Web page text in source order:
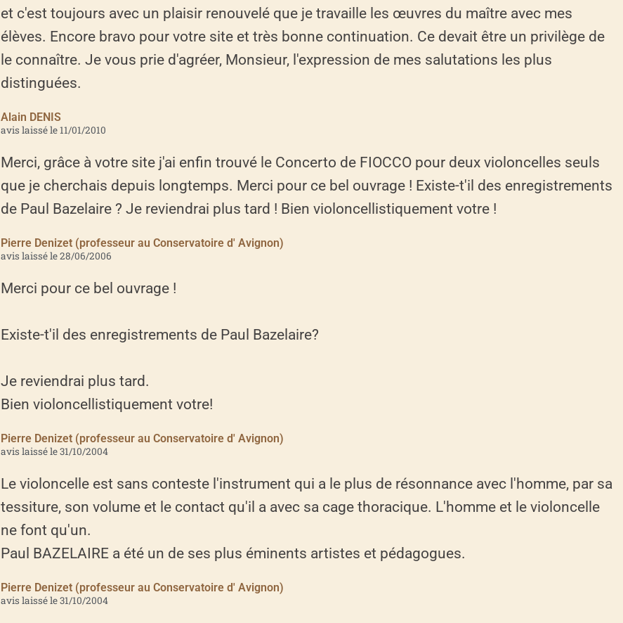
et c'est toujours avec un plaisir renouvelé que je travaille les œuvres du maître avec mes
élèves. Encore bravo pour votre site et très bonne continuation. Ce devait être un privilège de
le connaître. Je vous prie d'agréer, Monsieur, l'expression de mes salutations les plus
distinguées.
Alain DENIS
avis laissé le 11/01/2010
Merci, grâce à votre site j'ai enfin trouvé le Concerto de FIOCCO pour deux violoncelles seuls
que je cherchais depuis longtemps. Merci pour ce bel ouvrage ! Existe-t'il des enregistrements
de Paul Bazelaire ? Je reviendrai plus tard ! Bien violoncellistiquement votre !
Pierre Denizet (professeur au Conservatoire d' Avignon)
avis laissé le 28/06/2006
Merci pour ce bel ouvrage !
Existe-t'il des enregistrements de Paul Bazelaire?
Je reviendrai plus tard.
Bien violoncellistiquement votre!
Pierre Denizet (professeur au Conservatoire d' Avignon)
avis laissé le 31/10/2004
Le violoncelle est sans conteste l'instrument qui a le plus de résonnance avec l'homme, par sa
tessiture, son volume et le contact qu'il a avec sa cage thoracique. L'homme et le violoncelle
ne font qu'un.
Paul BAZELAIRE a été un de ses plus éminents artistes et pédagogues.
Pierre Denizet (professeur au Conservatoire d' Avignon)
avis laissé le 31/10/2004